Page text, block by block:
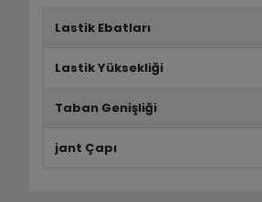
Lastik Ebatları
Lastik Yüksekliği
Taban Genişliği
jant Çapı